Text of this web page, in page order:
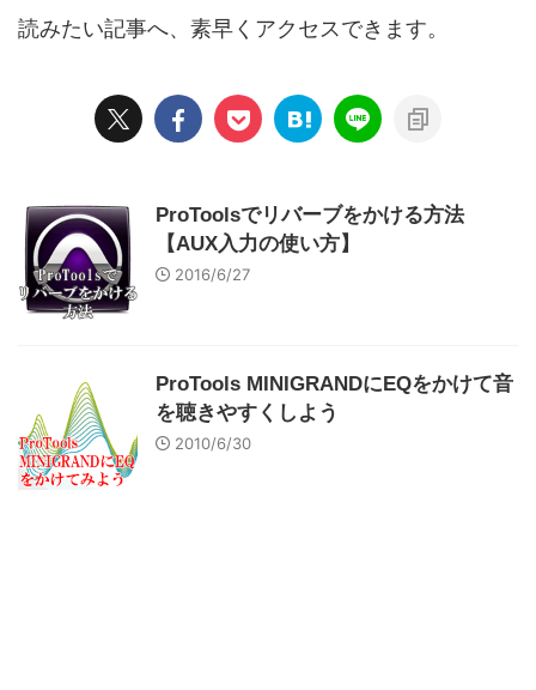
読みたい記事へ、素早くアクセスできます。
ProToolsでリバーブをかける方法
【AUX入力の使い方】
2016/6/27
ProTools MINIGRANDにEQをかけて音
を聴きやすくしよう
2010/6/30